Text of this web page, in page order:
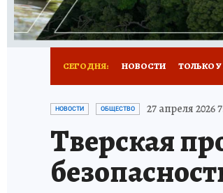
СЕГОДНЯ: НОВОСТИ ТОЛЬКО
ИСПЫТАНО НА СЕБЕ
НОВОСТИ ОБЩЕСТВО 27 апреля 2026
Тверская